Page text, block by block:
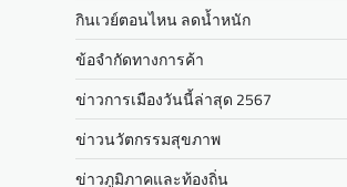
กินเวย์ตอนไหน ลดน้ำหนัก
ข้อจำกัดทางการค้า
ข่าวการเมืองวันนี้ล่าสุด 2567
ข่าวนวัตกรรมสุขภาพ
ข่าวภูมิภาคและท้องถิ่น